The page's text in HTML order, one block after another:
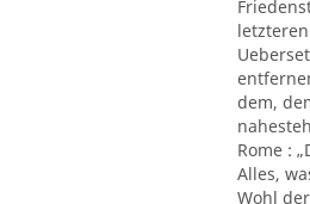
dem,
Rome :
Alles,
Wohl